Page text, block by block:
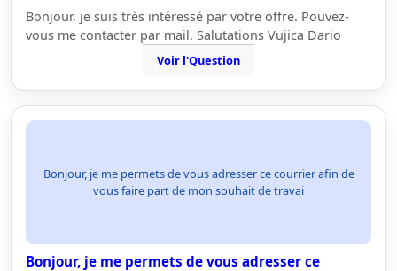
Bonjour, je suis très intéressé par votre offre. Pouvez-
vous me contacter par mail. Salutations Vujica Dario
Voir l'Question
Bonjour, je me permets de vous adresser ce courrier afin de
vous faire part de mon souhait de travai
Bonjour, je me permets de vous adresser ce